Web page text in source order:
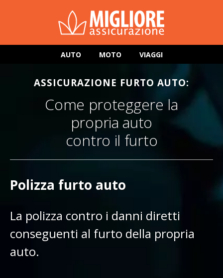
AUTO MOTO VIAGGI
ASSICURAZIONE FURTO AUTO:
Come proteggere la
propria auto
contro il furto
Polizza furto auto
La polizza contro i danni diretti
conseguenti al furto della propria
auto.